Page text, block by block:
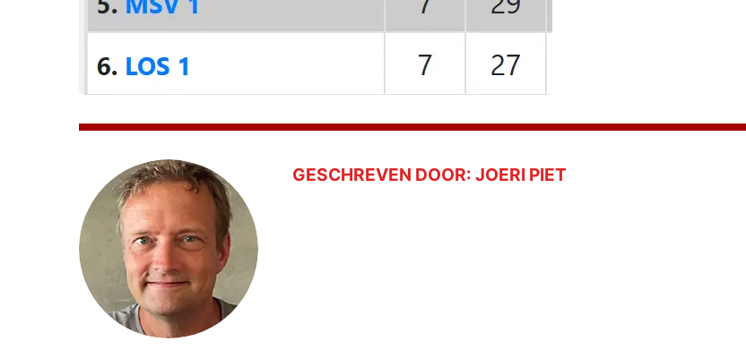
GESCHREVEN DOOR: JOERI PIET